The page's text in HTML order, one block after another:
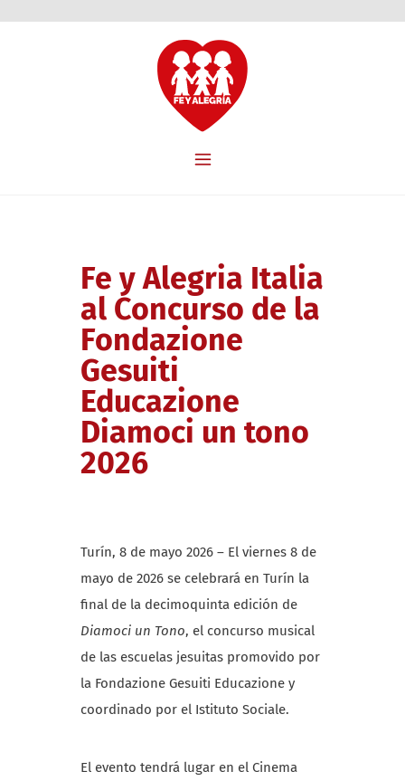
Fe y Alegria Italia
al Concurso de la
Fondazione
Gesuiti
Educazione
Diamoci un tono
2026
Turín, 8 de mayo 2026 – El viernes 8 de
mayo de 2026 se celebrará en Turín la
final de la decimoquinta edición de
Diamoci un Tono, el concurso musical
de las escuelas jesuitas promovido por
la Fondazione Gesuiti Educazione y
coordinado por el Istituto Sociale.
El evento tendrá lugar en el Cinema